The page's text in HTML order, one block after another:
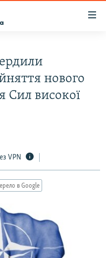
нового
Сил високої
VPN
в Google